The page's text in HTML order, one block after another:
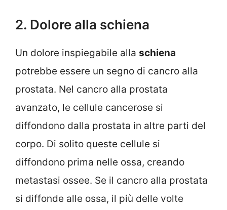
2. Dolore alla schiena
Un dolore inspiegabile alla schiena
potrebbe essere un segno di cancro alla
prostata. Nel cancro alla prostata
avanzato, le cellule cancerose si
diffondono dalla prostata in altre parti del
corpo. Di solito queste cellule si
diffondono prima nelle ossa, creando
metastasi ossee. Se il cancro alla prostata
si diffonde alle ossa, il più delle volte